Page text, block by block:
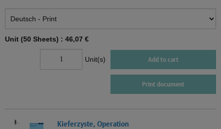
Unit (50 Sheets) : 46,07 €
Unit(s) Add to cart
Print document
Kieferzyste, Operation